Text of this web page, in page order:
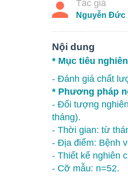
Tác giả
Nguyễn Đức
Nội dung
* Mục tiêu
- Đánh giá chất
* Phương pháp
- Đối tượng
tháng).
- Thời gian: từ
- Địa điểm: Bệnh
- Thiết kế nghiên
- Cỡ mẫu: n=52.